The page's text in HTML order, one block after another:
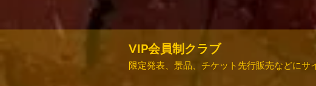
VIP会員制クラブ
限定発表、景品、チケット先行販売などにサ